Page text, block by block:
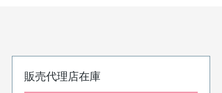
販売代理店在庫